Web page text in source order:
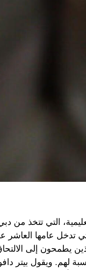
التي تتخذ من
تدخل عامها العاشر
يطمحون إلى
لهم. ويقول بيتر